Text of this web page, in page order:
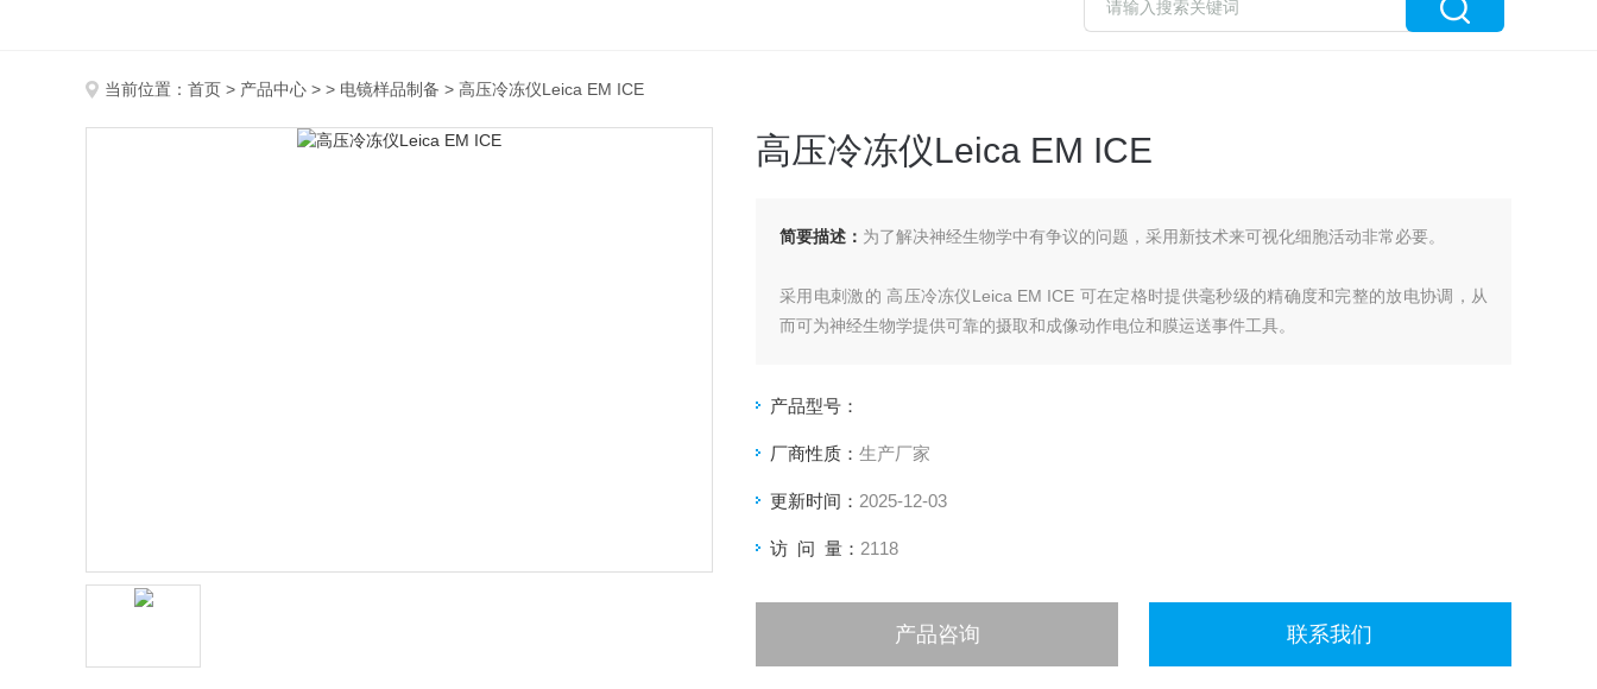
当前位置： 首页 > 产品中心 > > 电镜样品制备 > 高压冷冻仪Leica EM ICE
高压冷冻仪Leica EM ICE
简要描述： 为了解决神经生物学中有争议的问题，采用新技术来可视化细胞活动非常必要。
采用电刺激的 高压冷冻仪Leica EM ICE 可在定格时提供毫秒级的精确度和完整的放电协调，从
而可为神经生物学提供可靠的摄取和成像动作电位和膜运送事件工具。
产品型号：
厂商性质： 生产厂家
更新时间： 2025-12-03
访 问 量： 2118
产品咨询 联系我们